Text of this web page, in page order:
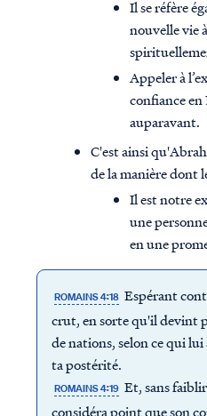
Il se réfère
nouvelle vie
Appeler à
confiance en
auparavant.
C'est ainsi
de la manière dont
Il est notre
une
en une
ROMAINS 4:18 Espérant
crut, en sorte qu'il devint
de nations, selon ce qui
ta postérité.
ROMAINS 4:19 Et, sans
considéra point que son